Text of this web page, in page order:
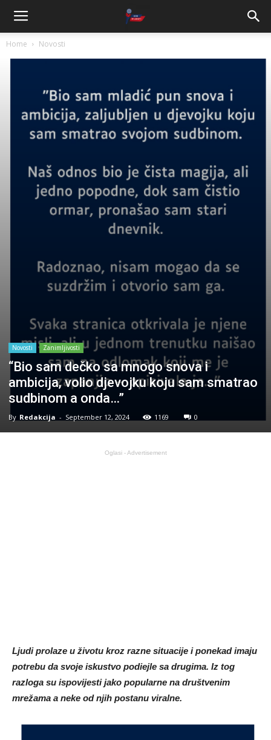
Home Novosti
Novosti Zanimljivosti
“Bio sam dečko sa mnogo snova i
ambicija, volio djevojku koju sam smatrao
sudbinom a onda…”
By Redakcija - September 12, 2024 1169 0
Oglasi - Advertisement
Ljudi prolaze u životu kroz razne situacije i ponekad imaju
potrebu da svoje iskustvo podiejle sa drugima. Iz tog
razloga su ispovijesti jako popularne na društvenim
mrežama a neke od njih postanu viralne.